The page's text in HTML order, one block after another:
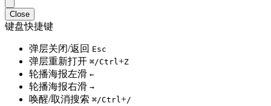
Close
键盘快捷键
弹层关闭/返回 Esc
弹层重新打开 ⌘/Ctrl+Z
轮播海报左滑 ←
轮播海报右滑 →
唤醒/取消搜索 ⌘/Ctrl+/